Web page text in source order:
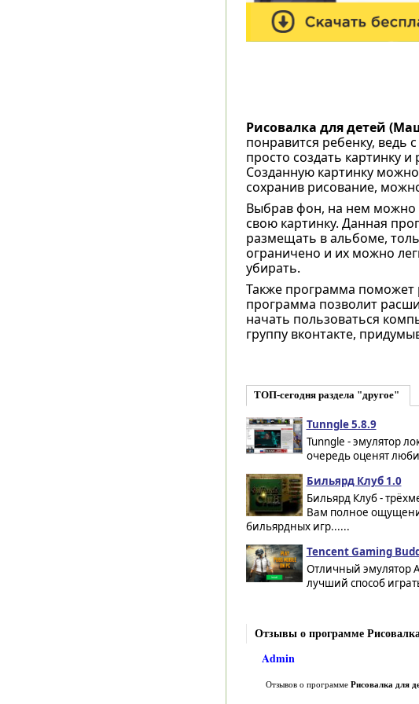
Рисовалка для детей
понравится ребенку,
просто создать картинку
Созданную картинку
сохранив рисование,
Выбрав фон, на нем можно
свою картинку. Данная
размещать в альбоме,
ограничено и их можно
убирать.
Также программа поможет
программа позволит
начать пользоваться
группу вконтакте,
ТОП-сегодня раздела "другое"
Tunngle 5.8.9
Tunngle - эмулятор
очередь оценят
Бильярд Клуб 1.0
Бильярд Клуб -
Вам полное
бильярдных игр......
Tencent Gaming
Отличный эмулятор
лучший способ
Отзывы о программе
Admin
Отзывов о программе Рисовалка для